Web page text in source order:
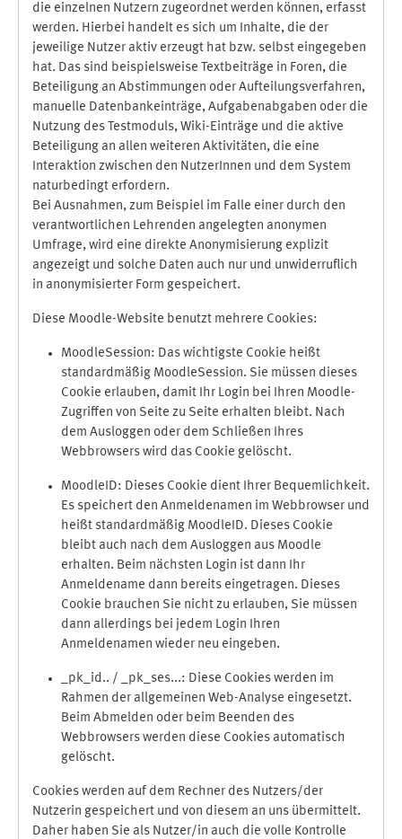
die einzelnen Nutzern zugeordnet werden können, erfasst
werden. Hierbei handelt es sich um Inhalte, die der
jeweilige Nutzer aktiv erzeugt hat bzw. selbst eingegeben
hat. Das sind beispielsweise Textbeiträge in Foren, die
Beteiligung an Abstimmungen oder Aufteilungsverfahren,
manuelle Datenbankeinträge, Aufgabenabgaben oder die
Nutzung des Testmoduls, Wiki-Einträge und die aktive
Beteiligung an allen weiteren Aktivitäten, die eine
Interaktion zwischen den NutzerInnen und dem System
naturbedingt erfordern.
Bei Ausnahmen, zum Beispiel im Falle einer durch den
verantwortlichen Lehrenden angelegten anonymen
Umfrage, wird eine direkte Anonymisierung explizit
angezeigt und solche Daten auch nur und unwiderruflich
in anonymisierter Form gespeichert.
Diese Moodle-Website benutzt mehrere Cookies:
MoodleSession: Das wichtigste Cookie heißt
standardmäßig MoodleSession. Sie müssen dieses
Cookie erlauben, damit Ihr Login bei Ihren Moodle-
Zugriffen von Seite zu Seite erhalten bleibt. Nach
dem Ausloggen oder dem Schließen Ihres
Webbrowsers wird das Cookie gelöscht.
MoodleID: Dieses Cookie dient Ihrer Bequemlichkeit.
Es speichert den Anmeldenamen im Webbrowser und
heißt standardmäßig MoodleID. Dieses Cookie
bleibt auch nach dem Ausloggen aus Moodle
erhalten. Beim nächsten Login ist dann Ihr
Anmeldename dann bereits eingetragen. Dieses
Cookie brauchen Sie nicht zu erlauben, Sie müssen
dann allerdings bei jedem Login Ihren
Anmeldenamen wieder neu eingeben.
_pk_id.. / _pk_ses...: Diese Cookies werden im
Rahmen der allgemeinen Web-Analyse eingesetzt.
Beim Abmelden oder beim Beenden des
Webbrowsers werden diese Cookies automatisch
gelöscht.
Cookies werden auf dem Rechner des Nutzers/der
Nutzerin gespeichert und von diesem an uns übermittelt.
Daher haben Sie als Nutzer/in auch die volle Kontrolle